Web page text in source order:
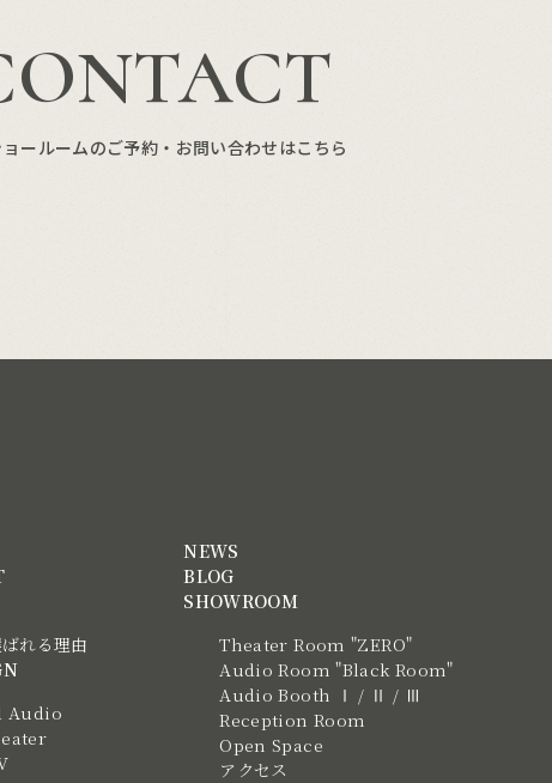
ールームのご予約・お問い合わせはこちら
れる理由
Audio
NEWS
BLOG
SHOWROOM
Theater Room "ZERO"
Audio Room "Black Room"
Audio Booth Ⅰ / Ⅱ / Ⅲ
Reception Room
Open Space
アクセス